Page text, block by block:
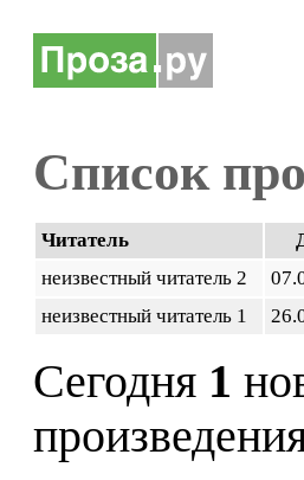
Список
Читатель
неизвестный читатель 2
неизвестный читатель 1
Сегодня 1